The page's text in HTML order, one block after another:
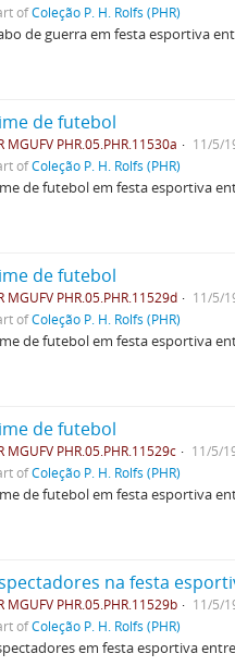
ofColeção P. H. Rolfs (PHR)
de guerra em festa esportiva
de futebol
MGUFV PHR.05.PHR.11530a
11/5/
ofColeção P. H. Rolfs (PHR)
de futebol em festa esportiva
de futebol
MGUFV PHR.05.PHR.11529d
11/5/
ofColeção P. H. Rolfs (PHR)
de futebol em festa esportiva
de futebol
MGUFV PHR.05.PHR.11529c
11/5/
ofColeção P. H. Rolfs (PHR)
de futebol em festa esportiva
na festa
MGUFV PHR.05.PHR.11529b
11/5/
ofColeção P. H. Rolfs (PHR)
em festa esportiva